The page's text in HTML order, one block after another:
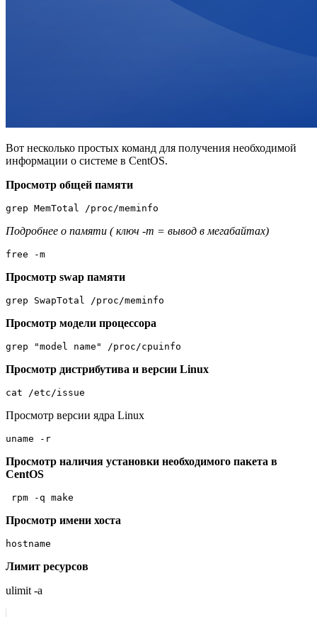
Вот несколько простых команд для получения необходимой
информации о системе в CentOS.
Просмотр общей памяти
Подробнее о памяти ( ключ -m = вывод в мегабайтах)
free -m
Просмотр swap памяти
grep SwapTotal /proc/meminfo
Просмотр модели процессора
grep "model name" /proc/cpuinfo
Просмотр дистрибутива и версии Linux
cat /etc/issue
Просмотр версии ядра Linux
uname -r
Просмотр наличия установки необходимого пакета в
CentOS
rpm -q make
Просмотр имени хоста
Лимит ресурсов
ulimit -a